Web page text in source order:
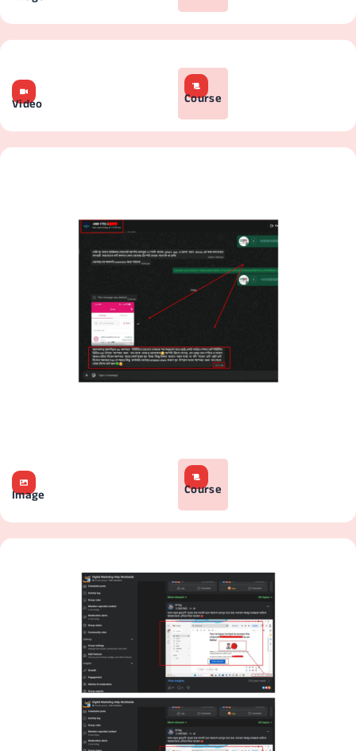
Video Course
Image Course